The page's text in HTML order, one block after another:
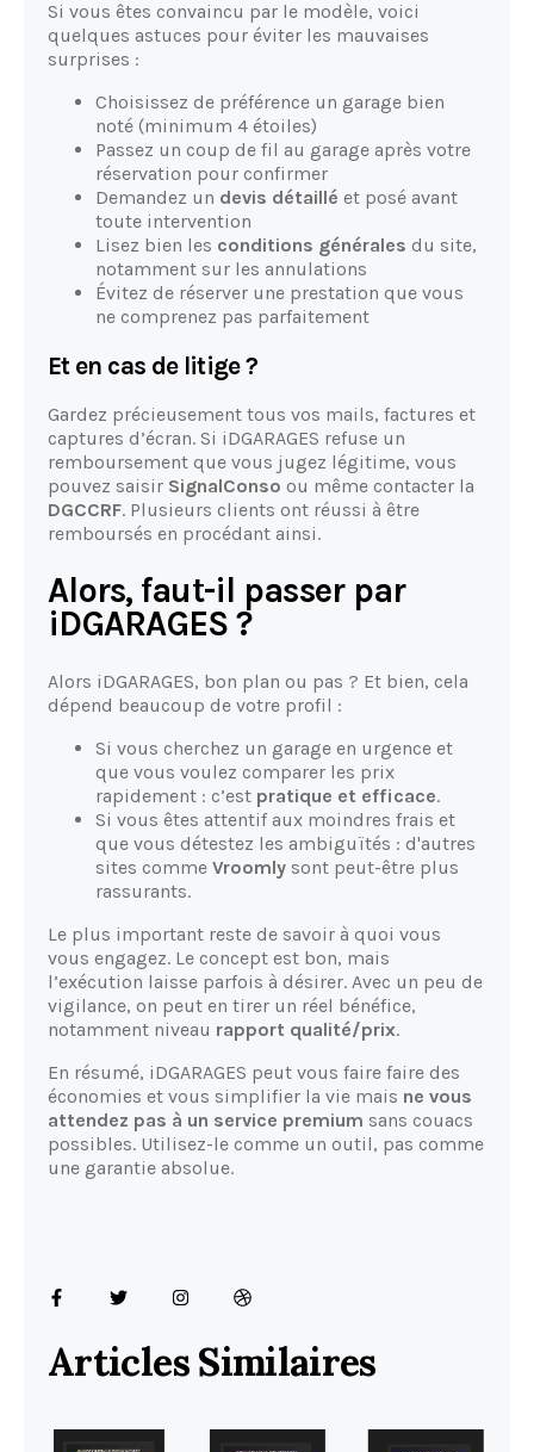
Si vous êtes convaincu par le modèle, voici
quelques astuces pour éviter les mauvaises
surprises :
Choisissez de préférence un garage bien
noté (minimum 4 étoiles)
Passez un coup de fil au garage après votre
réservation pour confirmer
Demandez un devis détaillé et posé avant
toute intervention
Lisez bien les conditions générales du site,
notamment sur les annulations
Évitez de réserver une prestation que vous
ne comprenez pas parfaitement
Et en cas de litige ?
Gardez précieusement tous vos mails, factures et
captures d’écran. Si iDGARAGES refuse un
remboursement que vous jugez légitime, vous
pouvez saisir SignalConso ou même contacter la
DGCCRF. Plusieurs clients ont réussi à être
remboursés en procédant ainsi.
Alors, faut-il passer par
iDGARAGES ?
Alors iDGARAGES, bon plan ou pas ? Et bien, cela
dépend beaucoup de votre profil :
Si vous cherchez un garage en urgence et
que vous voulez comparer les prix
rapidement : c’est pratique et efficace.
Si vous êtes attentif aux moindres frais et
que vous détestez les ambiguïtés : d'autres
sites comme Vroomly sont peut-être plus
rassurants.
Le plus important reste de savoir à quoi vous
vous engagez. Le concept est bon, mais
l’exécution laisse parfois à désirer. Avec un peu de
vigilance, on peut en tirer un réel bénéfice,
notamment niveau rapport qualité/prix.
En résumé, iDGARAGES peut vous faire faire des
économies et vous simplifier la vie mais ne vous
attendez pas à un service premium sans couacs
possibles. Utilisez-le comme un outil, pas comme
une garantie absolue.
Articles Similaires